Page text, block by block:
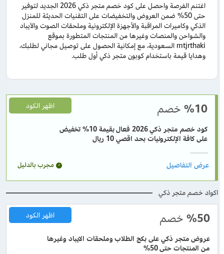
اغتنم الفرصة واحصل على كود خصم متجر ذكي 2026 الجديد لتوفير
حتى 50% ضمن العروض والتخفيضات على التقنيات الحديثة للمنزل
الذكي وكاميرات المراقبة والأجهزة الإلكترونية وملحقات الصوت والآيباد
والشواحن والمنصات وغيرها من المنتجات المتطورة بموقع
mtjrthaki السعودية، مع إمكانية الحصول على توصيل مجاني لطلبك،
وهدايا قيمة باستخدام كوبون متجر ذكي أول طلب.
%10 خصم
كود خصم متجر ذكي 2026 فعال بقيمة 10% تخفيض
على كافة الإلكترونيات بحد اقصي 10 ريال
اظهر الكود
مجرب بالدليل
اكواد خصم متجر ذكي
%50 خصم
عروض متجر ذكي على بكج الطلاب وملحقات الايباد وغيرها
من المنتجات حتى 50%
اظهر الكود